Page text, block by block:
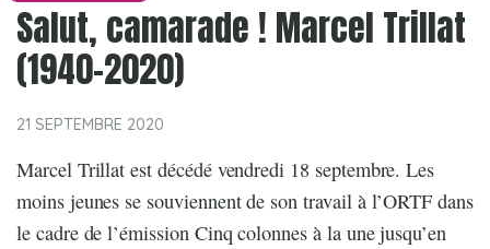
Salut, camarade ! Marcel Trillat
(1940-2020)
21 SEPTEMBRE 2020
Marcel Trillat est décédé vendredi 18 septembre. Les
moins jeunes se souviennent de son travail à l’ORTF dans
le cadre de l’émission Cinq colonnes à la une jusqu’en